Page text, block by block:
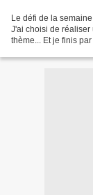
Le défi de la
J'ai choisi de réaliser
thème... Et je finis